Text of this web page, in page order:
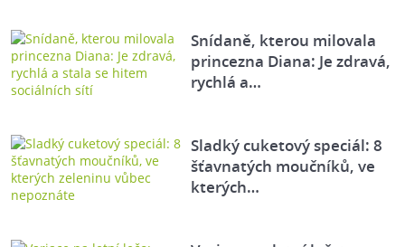
Snídaně, kterou milovala
princezna Diana: Je zdravá,
rychlá a…
Sladký cuketový speciál: 8
šťavnatých moučníků, ve
kterých…